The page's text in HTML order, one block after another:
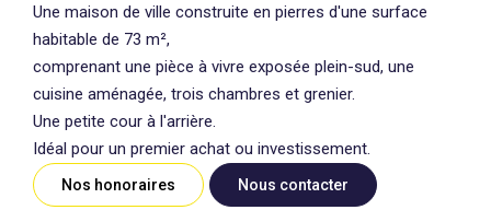
Une maison de ville construite en pierres d'une surface
habitable de 73 m²,
comprenant une pièce à vivre exposée plein-sud, une
cuisine aménagée, trois chambres et grenier.
Une petite cour à l'arrière.
Idéal pour un premier achat ou investissement.
Nos honoraires Nous contacter